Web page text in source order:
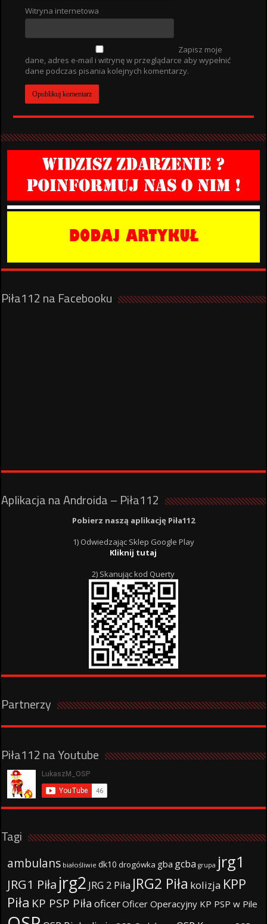
Witryna internetowa
Zapisz moje
dane, adres e-mail i witrynę w przeglądarce aby wypełnić
dane podczas pisania kolejnych komentarzy.
Piła112 na Facebooku
Aplikacja na Androida – Piła112
Pobierz naszą aplikację Piła112
1) Odwiedzając Sklep Google Play
Kliknij tutaj
2) Skanując kod Querty
Partnerzy
Piła112 na Youtube
Tagi
ambulans białośliwie dk10 drogówka gba gcba grupa jrg1
JRG1 Piła jrg2 JRG 2 Piła JRG2 Piła kolizja KPP
Piła KP PSP Piła oficerOficer Operacyjny KP PSP w Pile